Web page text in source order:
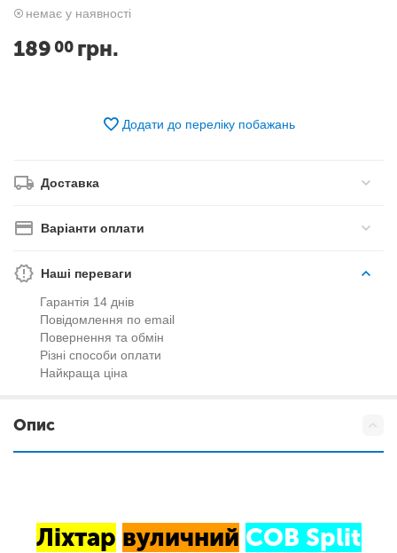
немає у наявності
189 00 грн.
Додати до переліку побажань
Доставка
Варіанти оплати
Наші переваги
Гарантія 14 днів
Повідомлення по email
Повернення та обмін
Різні способи оплати
Найкраща ціна
Опис
Ліхтар вуличний COB Split